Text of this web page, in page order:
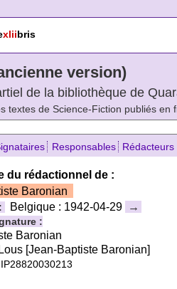
xliibris
version)
de la bibliothèque de
textes de Science-Fiction publiés en
Responsables Rédacteurs
du rédactionnel de :
Baronian
Belgique : 1942-04-29 →
:
Baronian
[Jean-Baptiste Baronian]